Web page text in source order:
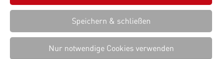
Speichern & schließen
Nur notwendige Cookies verwenden